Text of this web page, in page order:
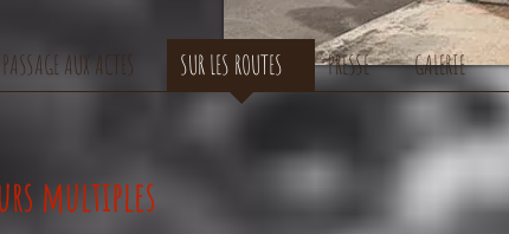
PASSAGE AUX ACTES SUR LES ROUTES PRESSE GALERIE
multiples